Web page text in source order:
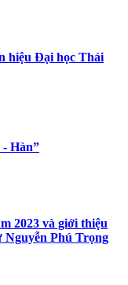
hiệu Đại học Thái
- Hàn”
2023 và giới thiệu
Nguyễn Phú Trọng